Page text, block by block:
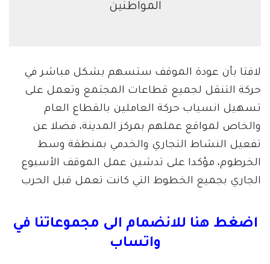
المواطنين
لافتا بأن عودة الموقف ستسهم بشكل مباشر في
حركة التنقل لجميع قطاعات المجتمع وتعمل على
تسهيل انسياب حركة العاملين بالقطاع العام
والخاص لمواقع عملهم بمركز المدينة، فضلا عن
تفعيل النشاط التجاري والخدمي بمنطقة وسط
الخرطوم، مؤكدا على تدشين عمل الموقف الأسبوع
الجاري بجميع الخطوط التي كانت تعمل قبل الحرب
اضغط هنا للانضمام الى مجموعاتنا في
واتساب